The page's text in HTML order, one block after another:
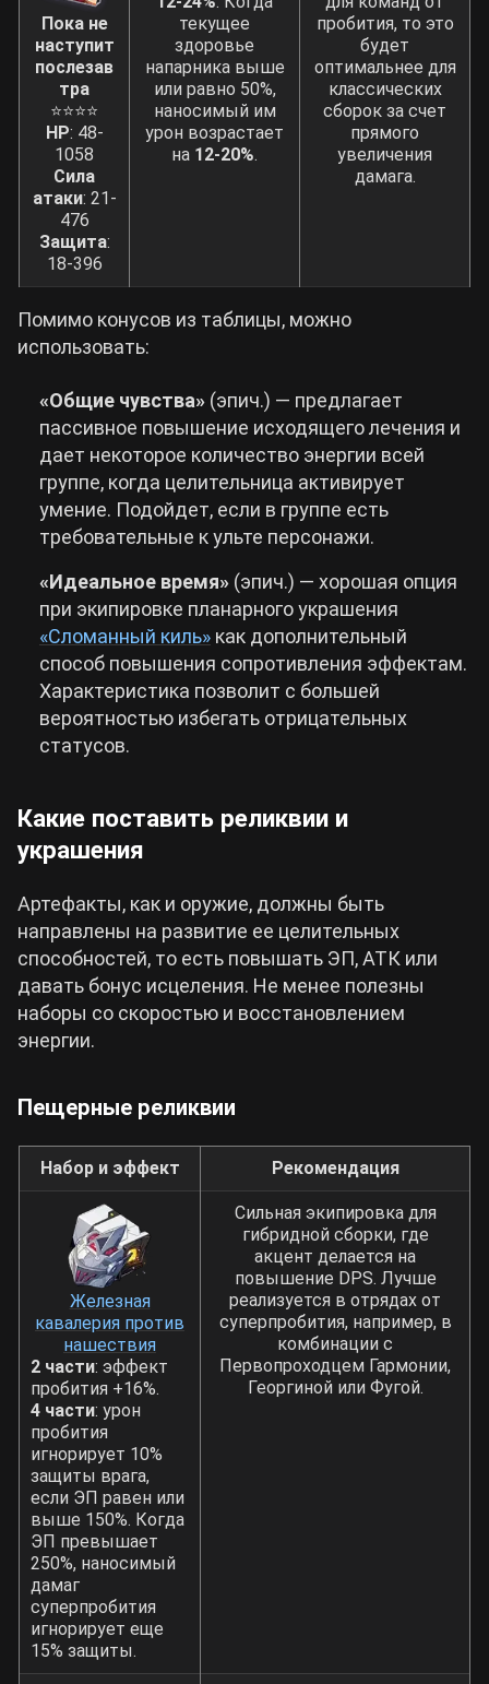
Пока не
наступит
послезав
тра
⭐⭐⭐⭐
HP: 48-
1058
Сила
атаки: 21-
476
Защита:
18-396
текущее
здоровье
напарника выше
или равно 50%,
наносимый им
урон возрастает
на 12-20%.
пробития, то это
будет
оптимальнее для
классических
сборок за счет
прямого
увеличения
дамага.
Помимо конусов из таблицы, можно
использовать:
«Общие чувства» (эпич.) — предлагает
пассивное повышение исходящего лечения и
дает некоторое количество энергии всей
группе, когда целительница активирует
умение. Подойдет, если в группе есть
требовательные к ульте персонажи.
«Идеальное время» (эпич.) — хорошая опция
при экипировке планарного украшения
«Сломанный киль» как дополнительный
способ повышения сопротивления эффектам.
Характеристика позволит с большей
вероятностью избегать отрицательных
статусов.
Какие поставить реликвии и
украшения
Артефакты, как и оружие, должны быть
направлены на развитие ее целительных
способностей, то есть повышать ЭП, АТК или
давать бонус исцеления. Не менее полезны
наборы со скоростью и восстановлением
энергии.
Пещерные реликвии
Набор и эффект Рекомендация
Железная
кавалерия против
нашествия
2 части: эффект
пробития +16%.
4 части: урон
пробития
игнорирует 10%
защиты врага,
если ЭП равен или
выше 150%. Когда
ЭП превышает
250%, наносимый
дамаг
суперпробития
игнорирует еще
15% защиты.
Сильная экипировка для
гибридной сборки, где
акцент делается на
повышение DPS. Лучше
реализуется в отрядах от
суперпробития, например, в
комбинации с
Первопроходцем Гармонии,
Георгиной или Фугой.